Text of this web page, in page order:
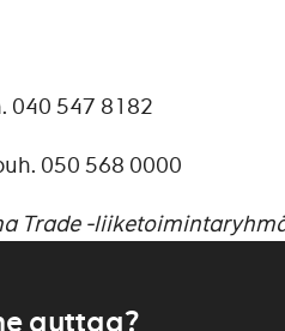
040 547 8182
050 568 0000
Trade -
auttaa?